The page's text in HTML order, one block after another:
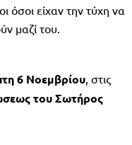
όσοι είχαν την τύχη να
μαζί του.
6 Νοεμβρίου , στις
του Σωτήρος